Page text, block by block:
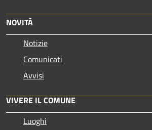
NOVITÀ
Notizie
Comunicati
Avvisi
VIVERE IL COMUNE
Luoghi